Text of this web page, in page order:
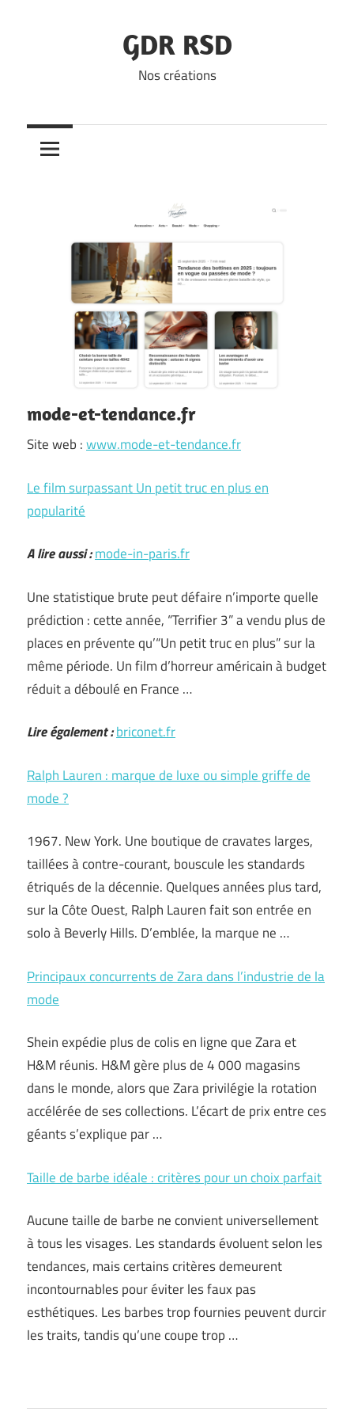
GDR RSD
Nos créations
mode-et-tendance.fr
Site web :www.mode-et-tendance.fr
Le film surpassant Un petit truc en plus en
popularité
A lire aussi :mode-in-paris.fr
Une statistique brute peut défaire n’importe quelle
prédiction : cette année, “Terrifier 3” a vendu plus de
places en prévente qu’“Un petit truc en plus” sur la
même période. Un film d’horreur américain à budget
réduit a déboulé en France …
Lire également :briconet.fr
Ralph Lauren : marque de luxe ou simple griffe de
mode ?
1967. New York. Une boutique de cravates larges,
taillées à contre-courant, bouscule les standards
étriqués de la décennie. Quelques années plus tard,
sur la Côte Ouest, Ralph Lauren fait son entrée en
solo à Beverly Hills. D’emblée, la marque ne …
Principaux concurrents de Zara dans l’industrie de la
mode
Shein expédie plus de colis en ligne que Zara et
H&M réunis. H&M gère plus de 4 000 magasins
dans le monde, alors que Zara privilégie la rotation
accélérée de ses collections. L’écart de prix entre ces
géants s’explique par …
Taille de barbe idéale : critères pour un choix parfait
Aucune taille de barbe ne convient universellement
à tous les visages. Les standards évoluent selon les
tendances, mais certains critères demeurent
incontournables pour éviter les faux pas
esthétiques. Les barbes trop fournies peuvent durcir
les traits, tandis qu’une coupe trop …